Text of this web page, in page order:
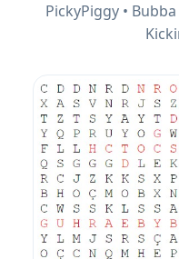
PickyPiggy •